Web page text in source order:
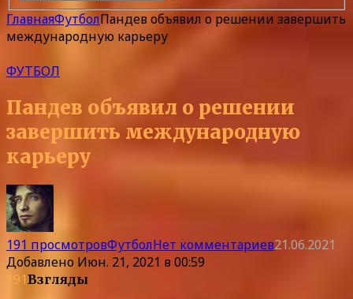
ГлавнаяФутболПандев объявил о решении завершить
международную карьеру
ФУТБОЛ
Пандев объявил о решении
завершить международную
карьеру
191 просмотровФутболНет комментариев21.06.2021
Добавлено Июн. 21, 2021 в 00:59
191Взгляды